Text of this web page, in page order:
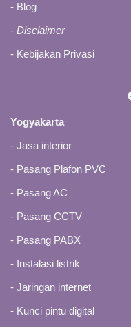
- Blog
- Disclaimer
- Kebijakan Privasi
Yogyakarta
- Jasa interior
- Pasang Plafon PVC
- Pasang AC
- Pasang CCTV
- Pasang PABX
- Instalasi listrik
- Jaringan internet
- Kunci pintu digital